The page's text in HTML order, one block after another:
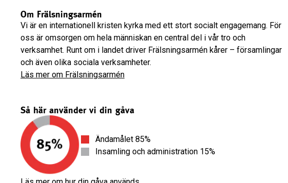
Om Frälsningsarmén
Vi är en internationell kristen kyrka med ett stort socialt engagemang. För
oss är omsorgen om hela människan en central del i vår tro och
verksamhet. Runt om i landet driver Frälsningsarmén kårer – församlingar
och även olika sociala verksamheter.
Läs mer om Frälsningsarmén
Så här använder vi din gåva
Ändamålet 85%
Insamling och administration 15%